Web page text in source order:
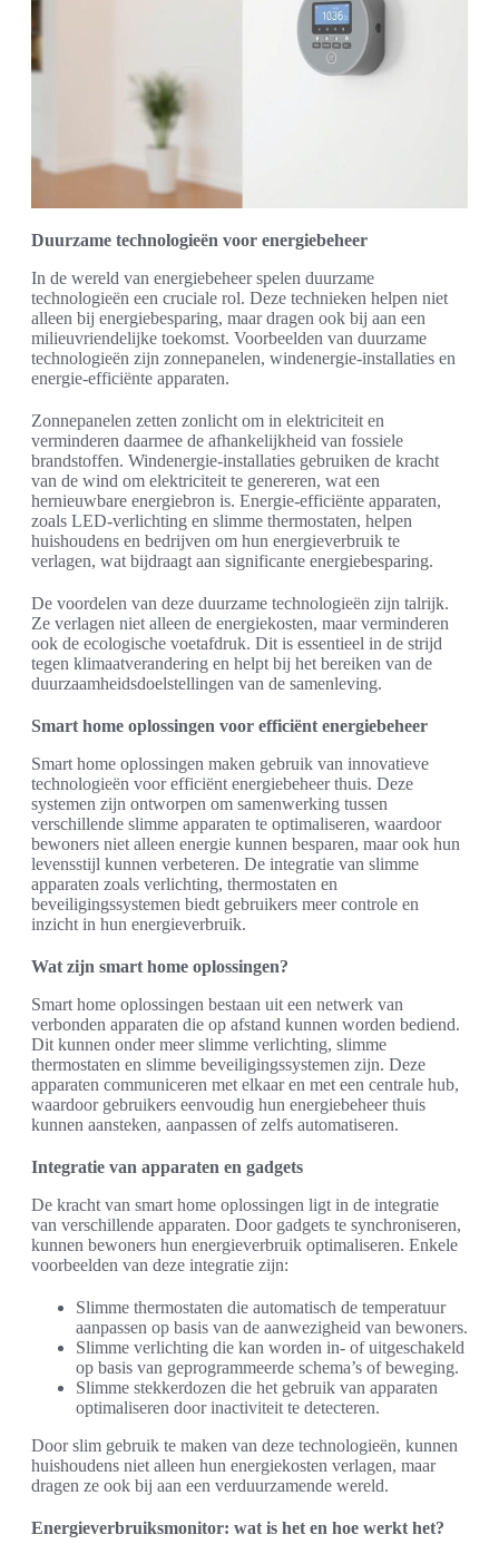
Duurzame technologieën voor energiebeheer
In de wereld van energiebeheer spelen duurzame
technologieën een cruciale rol. Deze technieken helpen niet
alleen bij energiebesparing, maar dragen ook bij aan een
milieuvriendelijke toekomst. Voorbeelden van duurzame
technologieën zijn zonnepanelen, windenergie-installaties en
energie-efficiënte apparaten.
Zonnepanelen zetten zonlicht om in elektriciteit en
verminderen daarmee de afhankelijkheid van fossiele
brandstoffen. Windenergie-installaties gebruiken de kracht
van de wind om elektriciteit te genereren, wat een
hernieuwbare energiebron is. Energie-efficiënte apparaten,
zoals LED-verlichting en slimme thermostaten, helpen
huishoudens en bedrijven om hun energieverbruik te
verlagen, wat bijdraagt aan significante energiebesparing.
De voordelen van deze duurzame technologieën zijn talrijk.
Ze verlagen niet alleen de energiekosten, maar verminderen
ook de ecologische voetafdruk. Dit is essentieel in de strijd
tegen klimaatverandering en helpt bij het bereiken van de
duurzaamheidsdoelstellingen van de samenleving.
Smart home oplossingen voor efficiënt energiebeheer
Smart home oplossingen maken gebruik van innovatieve
technologieën voor efficiënt energiebeheer thuis. Deze
systemen zijn ontworpen om samenwerking tussen
verschillende slimme apparaten te optimaliseren, waardoor
bewoners niet alleen energie kunnen besparen, maar ook hun
levensstijl kunnen verbeteren. De integratie van slimme
apparaten zoals verlichting, thermostaten en
beveiligingssystemen biedt gebruikers meer controle en
inzicht in hun energieverbruik.
Wat zijn smart home oplossingen?
Smart home oplossingen bestaan uit een netwerk van
verbonden apparaten die op afstand kunnen worden bediend.
Dit kunnen onder meer slimme verlichting, slimme
thermostaten en slimme beveiligingssystemen zijn. Deze
apparaten communiceren met elkaar en met een centrale hub,
waardoor gebruikers eenvoudig hun energiebeheer thuis
kunnen aansteken, aanpassen of zelfs automatiseren.
Integratie van apparaten en gadgets
De kracht van smart home oplossingen ligt in de integratie
van verschillende apparaten. Door gadgets te synchroniseren,
kunnen bewoners hun energieverbruik optimaliseren. Enkele
voorbeelden van deze integratie zijn:
Slimme thermostaten die automatisch de temperatuur
aanpassen op basis van de aanwezigheid van bewoners.
Slimme verlichting die kan worden in- of uitgeschakeld
op basis van geprogrammeerde schema’s of beweging.
Slimme stekkerdozen die het gebruik van apparaten
optimaliseren door inactiviteit te detecteren.
Door slim gebruik te maken van deze technologieën, kunnen
huishoudens niet alleen hun energiekosten verlagen, maar
dragen ze ook bij aan een verduurzamende wereld.
Energieverbruiksmonitor: wat is het en hoe werkt het?